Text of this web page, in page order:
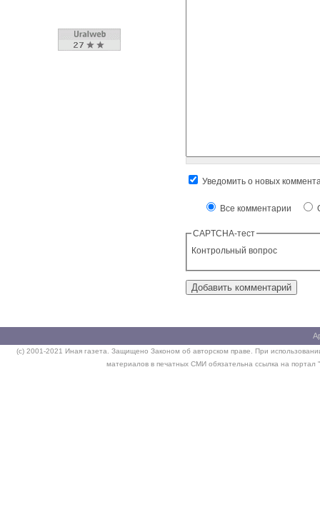
Уведомить о новых
Все комментарии
CAPTCHA-тест
Контрольный вопрос
(c) 2001-2021 Иная газета. Защищено Законом об авторском праве. При
материалов в печатных СМИ обязательна ссылка на